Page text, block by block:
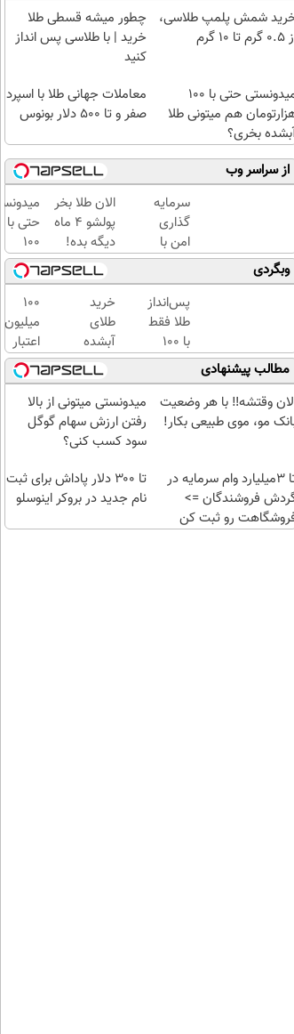
شمش پلمپ طلاسی،
۱۰ گرم
چطور میشه قسطی طلا
خرید | با طلاسی پس انداز
کنید
میدونستی حتی با ۱۰۰
هم میتونی طلا
بخری؟
معاملات جهانی طلا با اسپرد
صفر و تا ۵۰۰ دلار بونوس
از سراسر وب
سرمایه
گذاری
امن با
طلا و
نقره
دیجی
کالا
الان طلا بخر
پولشو 4 ماه
دیگه بده!
سرمایه‌گذاری
طلا با اقساط
بی‌بهره
حتی با
۱۰۰
هم
میتونی
طلا
بخری؟
وبگردی
پس‌انداز
طلا فقط
با ۱۰۰
هزارتومان
(امن و
راحت)
خرید
طلای
آبشده
حتی با
۱۰۰هزارتومان
100
میلیون
اعتبار
خرید
طلای
آب
شده
مطالب پیشنهادی
وقتشه‼️ با هر وضعیت
مو، موی طبیعی بکار!
میدونستی میتونی از بالا
رفتن ارزش سهام گوگل
سود کسب کنی؟
تا 3میلیارد وام سرمایه در
فروشندگان =>
رو ثبت کن
تا ۳۰۰ دلار پاداش برای ثبت
نام جدید در بروکر اینوسلو